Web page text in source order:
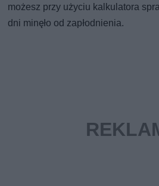
możesz przy użyciu kalkulatora
dni minęło od zapłodnienia.